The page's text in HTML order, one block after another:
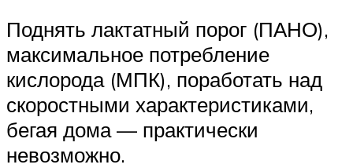
Поднять лактатный порог (ПАНО),
максимальное потребление
кислорода (МПК), поработать над
скоростными характеристиками,
бегая дома — практически
невозможно.